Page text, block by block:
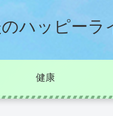
ハッピーラ
健康